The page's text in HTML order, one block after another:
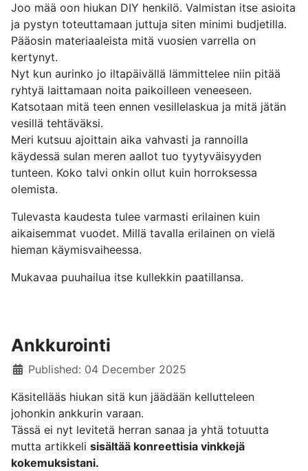
Joo mää oon hiukan DIY henkilö. Valmistan itse asioita
ja pystyn toteuttamaan juttuja siten minimi budjetilla.
Pääosin materiaaleista mitä vuosien varrella on
kertynyt.
Nyt kun aurinko jo iltapäivällä lämmittelee niin pitää
ryhtyä laittamaan noita paikoilleen veneeseen.
Katsotaan mitä teen ennen vesillelaskua ja mitä jätän
vesillä tehtäväksi.
Meri kutsuu ajoittain aika vahvasti ja rannoilla
käydessä sulan meren aallot tuo tyytyväisyyden
tunteen. Koko talvi onkin ollut kuin horroksessa
olemista.
Tulevasta kaudesta tulee varmasti erilainen kuin
aikaisemmat vuodet. Millä tavalla erilainen on vielä
hieman käymisvaiheessa.
Mukavaa puuhailua itse kullekkin paatillansa.
Ankkurointi
DetailsPublished: 04 December 2025
Käsitellääs hiukan sitä kun jäädään kellutteleen
johonkin ankkurin varaan.
Tässä ei nyt levitetä herran sanaa ja yhtä totuutta
mutta artikkeli sisältää konreettisia vinkkejä
kokemuksistani.